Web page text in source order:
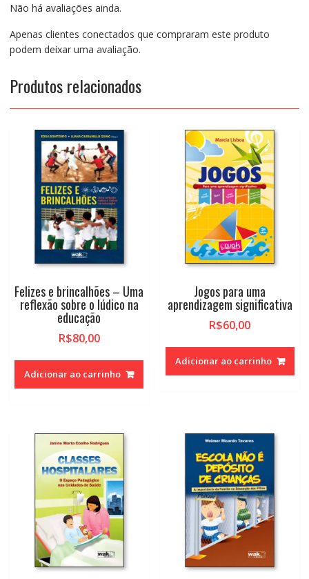
Não há avaliações ainda.
Apenas clientes conectados que compraram este produto
podem deixar uma avaliação.
Produtos relacionados
Felizes e brincalhões – Uma
reflexão sobre o lúdico na
educação
R$80,00
Adicionar ao carrinho
Jogos para uma
aprendizagem significativa
R$60,00
Adicionar ao carrinho